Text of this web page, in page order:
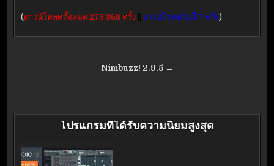
(ดาวน์โหลดทั้งหมด 273,368 ครั้ง ดาวน์โหลดวันนี้ 7 ครั้ง)
Nimbuzz! 2.9.5 →
โปรแกรมที่ได้รับความนิยมสูงสุด